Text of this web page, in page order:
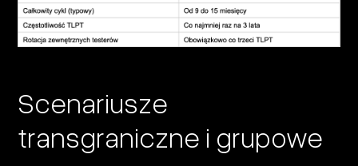
Scenariusze
transgraniczne i grupowe